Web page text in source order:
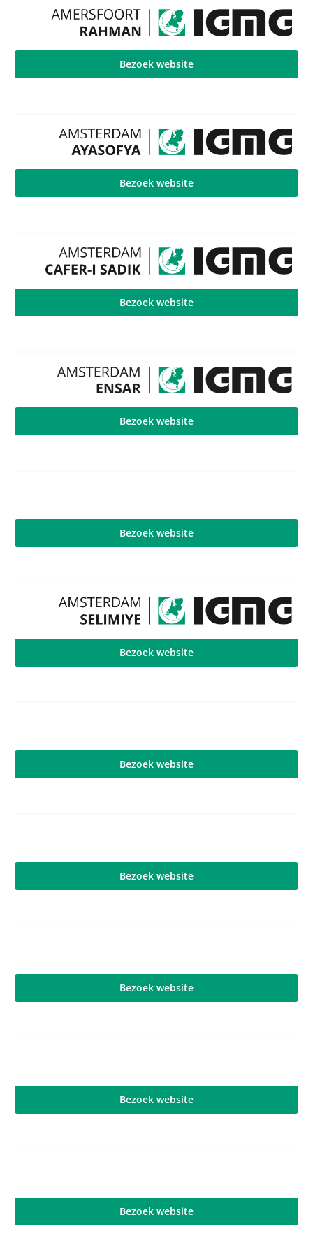
Bezoek website
Bezoek website
Bezoek website
Bezoek website
Bezoek website
Bezoek website
Bezoek website
Bezoek website
Bezoek website
Bezoek website
Bezoek website